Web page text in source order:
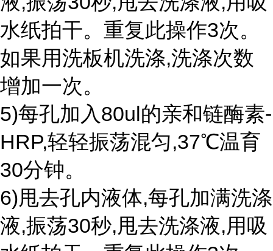
水纸拍干。重复此操作3次。
如果用洗板机洗涤,洗涤次数
增加一次。
5)每孔加入80ul的亲和链酶素-
HRP,轻轻振荡混匀,37℃温育
30分钟。
6)甩去孔内液体,每孔加满洗涤
液,振荡30秒,甩去洗涤液,用吸